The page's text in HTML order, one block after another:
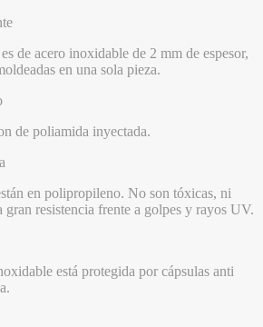
de acero inoxidable de 2 mm de espesor,
en una sola pieza.
de poliamida inyectada.
en polipropileno. No son tóxicas, ni
gran resistencia frente a golpes y rayos UV.
está protegida por cápsulas anti